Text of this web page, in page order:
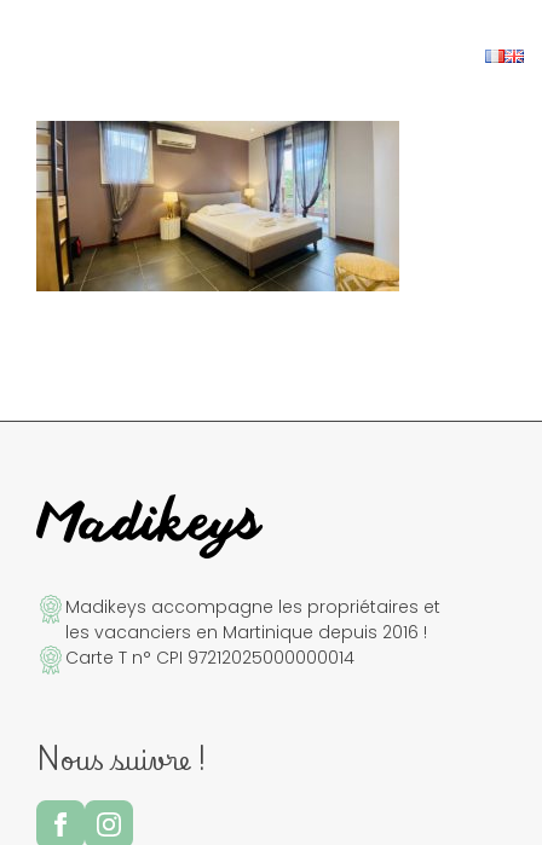
Madikeys accompagne les propriétaires et
les vacanciers en Martinique depuis 2016 !
Carte T n° CPI 97212025000000014
Nous suivre !